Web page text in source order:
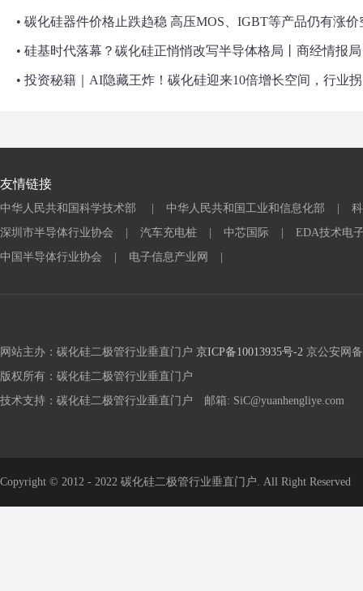
• 碳化硅器件价格止跌趋稳 高压MOS、IGBT等产品仍有涨价
• 硅基时代落幕？碳化硅正悄悄改写半导体格局丨商经情报局
• 投资秘籍｜AI隐藏王炸！碳化硅迎来10倍增长空间，行业
友情链接
中华人民共和国科学技术部 中华人民共和国工业和信息化部
深圳市半导体行业协会
汽车充电桩 中芯国际
EDA技术电
中国半导体行业协会
电子信息产业网
网站主办：碳化硅二极管行业垂直门户 京ICP备10013935号-2 京公安网
版权所有：碳化硅二极管行业垂直门户
技术支持：碳化硅二极管行业垂直门户 邮箱: SiC@yuanhengliye.com
Copyright © 2012 - 2022 碳化硅二极管行业垂直门户. All Right Reserved